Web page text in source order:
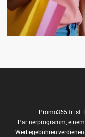
Promo365.fr ist
Partnerprogramm,
Werbegebühren